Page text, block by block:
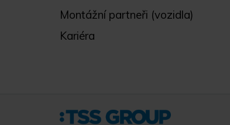
Montážní partneři (vozidla)
Kariéra